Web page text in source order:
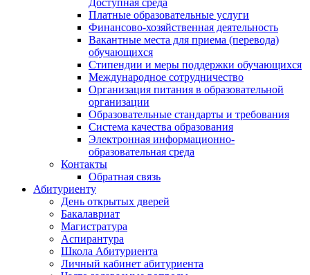
Платные образовательные услуги
Финансово-хозяйственная деятельность
Вакантные места для приема (перевода)
обучающихся
Стипендии и меры поддержки обучающихся
Международное сотрудничество
Организация питания в образовательной
организации
Образовательные стандарты и требования
Система качества образования
Электронная информационно-
образовательная среда
Контакты
Обратная связь
Абитуриенту
День открытых дверей
Бакалавриат
Магистратура
Аспирантура
Школа Абитуриента
Личный кабинет абитуриента